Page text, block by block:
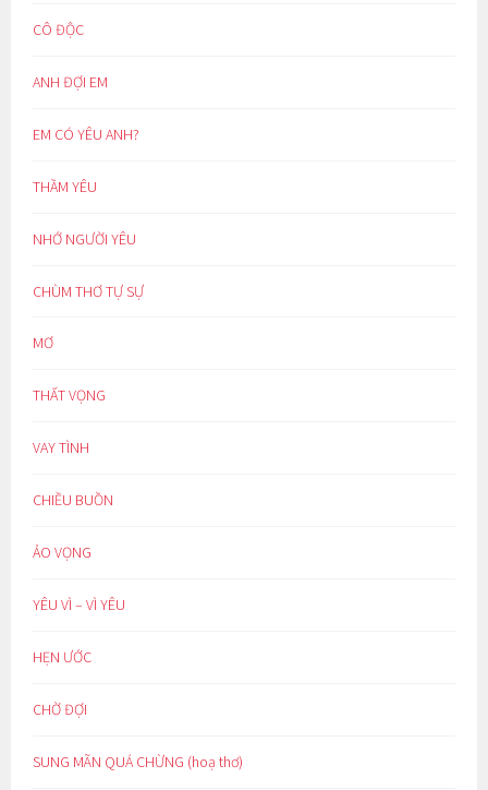
CÔ ĐỘC
ANH ĐỢI EM
EM CÓ YÊU ANH?
THẦM YÊU
NHỚ NGƯỜI YÊU
CHÙM THƠ TỰ SỰ
MƠ
THẤT VỌNG
VAY TÌNH
CHIỀU BUỒN
ẢO VỌNG
YÊU VÌ – VÌ YÊU
HẸN ƯỚC
CHỜ ĐỢI
SUNG MÃN QUÁ CHỪNG (hoạ thơ)